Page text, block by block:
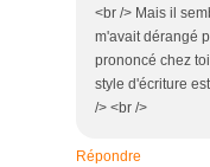
<br /> Mais il
m'avait dérangé
prononcé chez
style d'écriture
/> <br />
Répondre